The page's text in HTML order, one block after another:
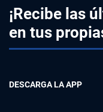
¡Recibe las
en tus
DESCARGA LA APP